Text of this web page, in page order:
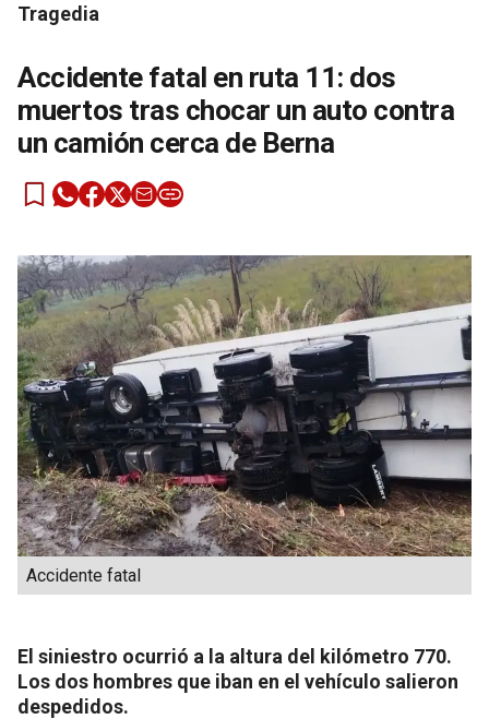
Tragedia
Accidente fatal en ruta 11: dos
muertos tras chocar un auto contra
un camión cerca de Berna
Accidente fatal
El siniestro ocurrió a la altura del kilómetro 770.
Los dos hombres que iban en el vehículo salieron
despedidos.